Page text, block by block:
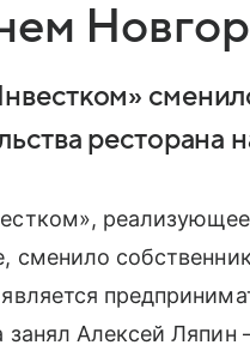
ресторана
реализующее
сменило
занял Алексей